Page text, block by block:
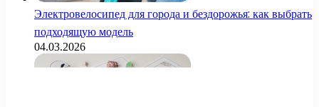
Электровелосипед для города и бездорожья: как выбрать
подходящую модель
04.03.2026